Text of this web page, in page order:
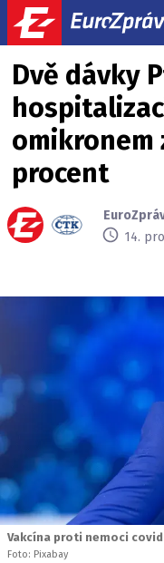
Dvě dávky
omikronem
procent
14.
Vakcína proti nemoci
Foto: Pixabay